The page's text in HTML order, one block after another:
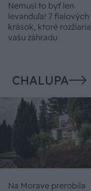
Nemusí to byť len
levanduľa! 7 fialových
krások, ktoré rozžiaria
vašu záhradu
CHALUPA
Na Morave prerobila